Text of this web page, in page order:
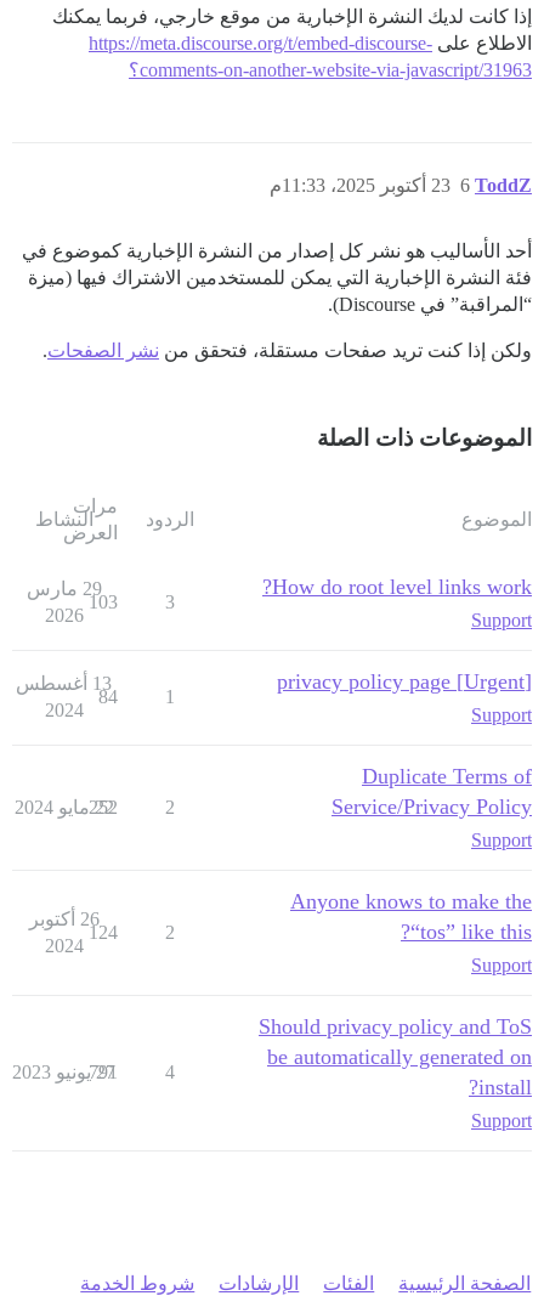
إذا كانت لديك النشرة الإخبارية من موقع خارجي، فربما يمكنك
الاطلاع على https://meta.discourse.org/t/embed-discourse-
comments-on-another-website-via-javascript/31963؟
ToddZ 23 أكتوبر 2025، 11:33م 6
أحد الأساليب هو نشر كل إصدار من النشرة الإخبارية كموضوع في
فئة النشرة الإخبارية التي يمكن للمستخدمين الاشتراك فيها (ميزة
“المراقبة” في Discourse).
ولكن إذا كنت تريد صفحات مستقلة، فتحقق من نشر الصفحات.
الموضوعات ذات الصلة
الموضوع الردود
مرات
العرض
النشاط
How do root level links work?
Support
3
103
29 مارس
2026
[Urgent] privacy policy page
Support
1
84
13 أغسطس
2024
Duplicate Terms of
Service/Privacy Policy
Support
2
252
22 مايو 2024
Anyone knows to make the
“tos” like this?
Support
2
124
26 أكتوبر
2024
Should privacy policy and ToS
be automatically generated on
install?
Support
4
791
27 يونيو 2023
الصفحة الرئيسية الفئات الإرشادات شروط الخدمة